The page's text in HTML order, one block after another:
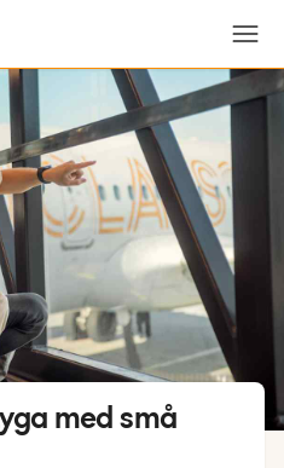
Meny
med små